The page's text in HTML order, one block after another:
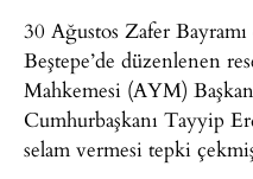
30 Ağustos Zafer
Beştepe’de düzenlenen
Mahkemesi (AYM)
Cumhurbaşkanı Tayyip
selam vermesi tepki